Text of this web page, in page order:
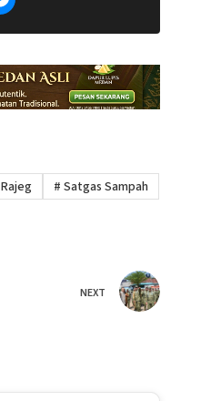
Rajeg # Satgas Sampah
NEXT